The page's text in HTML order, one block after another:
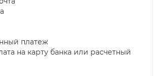
платеж
на карту банка или расчетный